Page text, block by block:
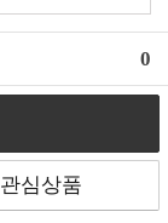
0
관심상품